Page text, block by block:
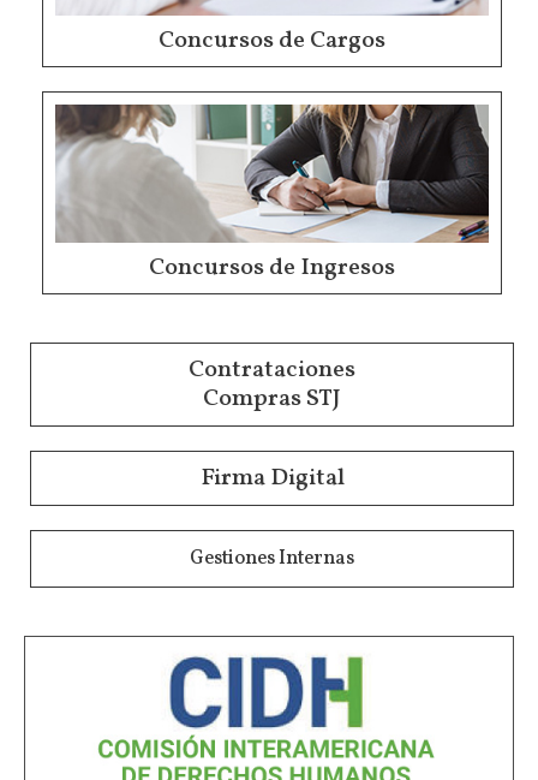
Concursos de Cargos
Concursos de Ingresos
Contrataciones
Compras STJ
Firma Digital
Gestiones Internas